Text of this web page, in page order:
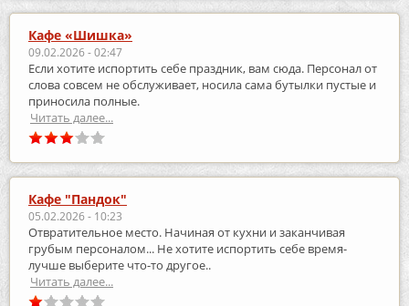
Кафе «Шишка»
09.02.2026 - 02:47
Если хотите испортить себе праздник, вам сюда. Персонал от
слова совсем не обслуживает, носила сама бутылки пустые и
приносила полные.
Читать далее...
Кафе "Пандок"
05.02.2026 - 10:23
Отвратительное место. Начиная от кухни и заканчивая
грубым персоналом... Не хотите испортить себе время-
лучше выберите что-то другое..
Читать далее...